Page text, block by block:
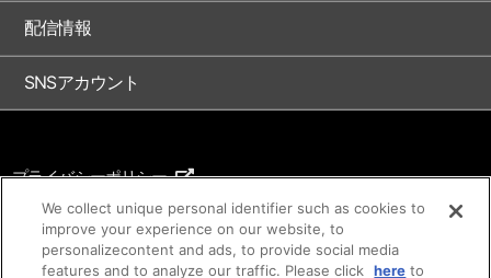
配信情報
SNSアカウント
プライバシーポリシー
ご利用条件
著作権について
We collect unique personal identifier such as cookies to
improve your experience on our website, to
personalizecontent and ads, to provide social media
features and to analyze our traffic. Please click here to